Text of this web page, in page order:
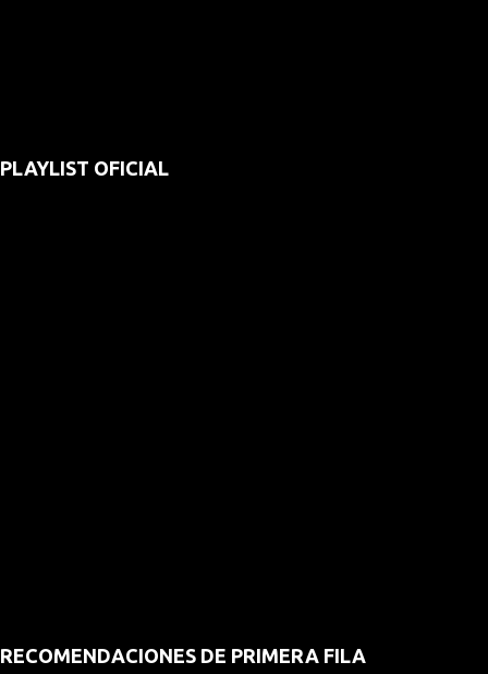
PLAYLIST OFICIAL
RECOMENDACIONES DE PRIMERA FILA